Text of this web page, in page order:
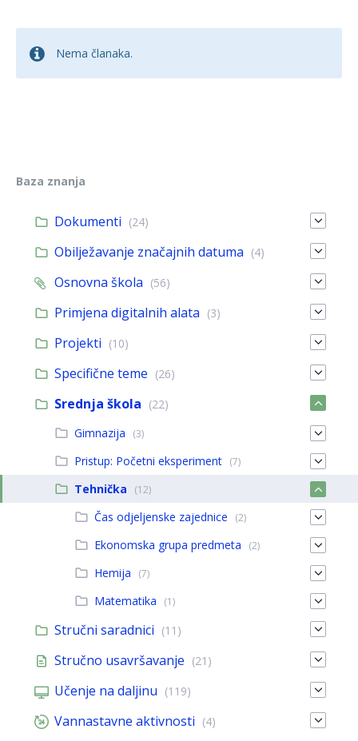
Nema članaka.
Baza znanja
Dokumenti (24)
Obilježavanje značajnih datuma (4)
Osnovna škola (56)
Primjena digitalnih alata (3)
Projekti (10)
Specifične teme (26)
Srednja škola (22)
Gimnazija
(3)
Pristup: Početni eksperiment (7)
Tehnička (12)
Čas odjeljenske zajednice (2)
Ekonomska grupa predmeta (2)
Hemija (7)
Matematika (1)
Stručni saradnici (11)
Stručno usavršavanje (21)
Učenje na daljinu (119)
Vannastavne aktivnosti (4)